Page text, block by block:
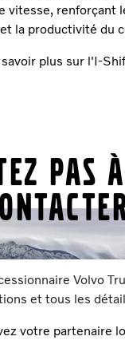
vitesse, renforçant
la productivité du
savoir plus sur l'I-
pas
Volvo
et tous les
votre partenaire